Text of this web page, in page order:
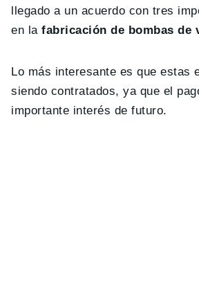
llegado a un acuerdo con tres
en lafabricación de bombas de
Lo más interesante es que estas
siendo contratados, ya que el
importante interés de futuro.